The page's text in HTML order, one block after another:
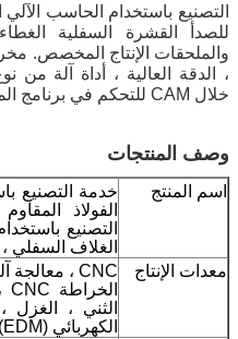
التصنيع باستخدام الحاسب الآلي
للصدأ القشرة السفلية
، الدقة العالية ، أداة آلة
خلال CAM للتحكم في برنامج المعالجة للمعالجة التلقائية أداة آلة.
وصف المنتجات
اسم المنتج
خدمة التصنيع
الفولاذ
التصنيع
الغلاف السفلي
معدات الإنتاج
الثني ، الغزل
الكهربائي (EDM) ، التشكيل بالحقن